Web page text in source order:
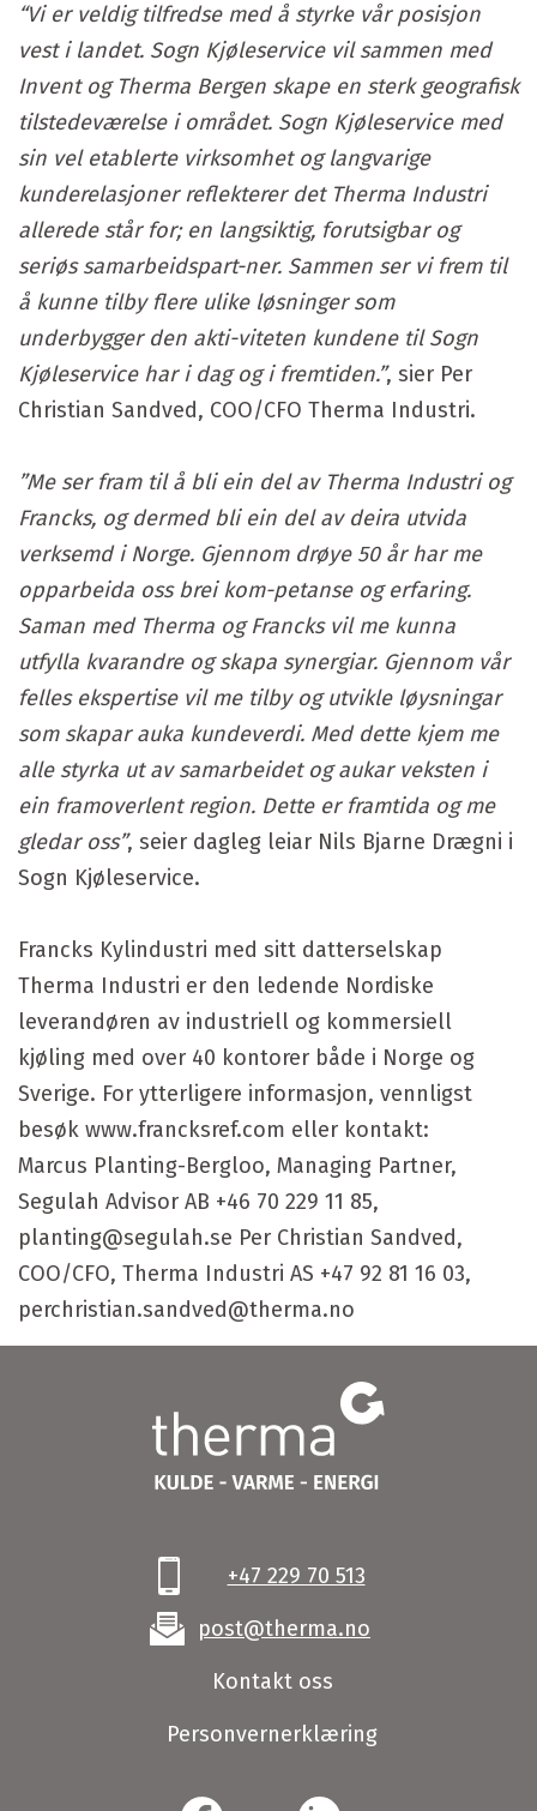
“Vi er veldig tilfredse med å styrke vår posisjon
vest i landet. Sogn Kjøleservice vil sammen med
Invent og Therma Bergen skape en sterk geografisk
tilstedeværelse i området. Sogn Kjøleservice med
sin vel etablerte virksomhet og langvarige
kunderelasjoner reflekterer det Therma Industri
allerede står for; en langsiktig, forutsigbar og
seriøs samarbeidspart-ner. Sammen ser vi frem til
å kunne tilby flere ulike løsninger som
underbygger den akti-viteten kundene til Sogn
Kjøleservice har i dag og i fremtiden.”, sier Per
Christian Sandved, COO/CFO Therma Industri.
”Me ser fram til å bli ein del av Therma Industri og
Francks, og dermed bli ein del av deira utvida
verksemd i Norge. Gjennom drøye 50 år har me
opparbeida oss brei kom-petanse og erfaring.
Saman med Therma og Francks vil me kunna
utfylla kvarandre og skapa synergiar. Gjennom vår
felles ekspertise vil me tilby og utvikle løysningar
som skapar auka kundeverdi. Med dette kjem me
alle styrka ut av samarbeidet og aukar veksten i
ein framoverlent region. Dette er framtida og me
gledar oss”, seier dagleg leiar Nils Bjarne Drægni i
Sogn Kjøleservice.
Francks Kylindustri med sitt datterselskap
Therma Industri er den ledende Nordiske
leverandøren av industriell og kommersiell
kjøling med over 40 kontorer både i Norge og
Sverige. For ytterligere informasjon, vennligst
besøk www.francksref.com eller kontakt:
Marcus Planting-Bergloo, Managing Partner,
Segulah Advisor AB +46 70 229 11 85,
planting@segulah.se Per Christian Sandved,
COO/CFO, Therma Industri AS +47 92 81 16 03,
perchristian.sandved@therma.no
+47 229 70 513
post@therma.no
Kontakt oss
Personvernerklæring